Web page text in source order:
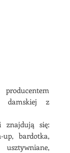
damskiej z
znajdują się:
up, bardotka,